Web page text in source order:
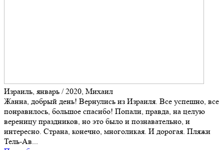
Израиль, январь / 2020, Михаил
Жанна, добрый день! Вернулись из Израиля. Все успешно, все
понравилось, большое спасибо! Попали, правда, на целую
вереницу праздников, но это было и познавательно, и
интересно. Страна, конечно, многоликая. И дорогая. Пляжи
Тель-Ав...